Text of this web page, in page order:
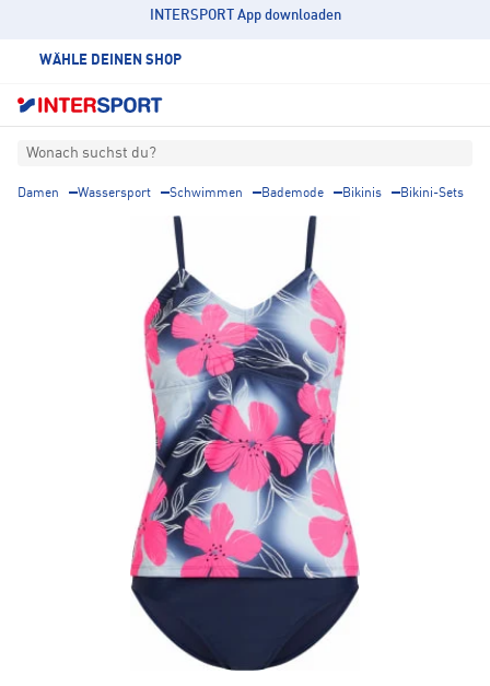
INTERSPORT App downloaden
WÄHLE DEINEN SHOP
Wonach suchst du?
Damen Wassersport Schwimmen Bademode Bikinis Bikini-Sets